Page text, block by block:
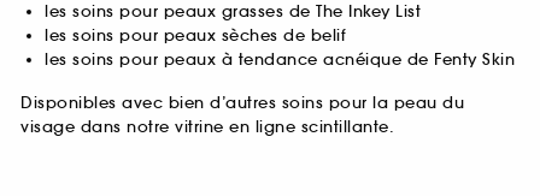
les soins pour peaux grasses de The Inkey List
les soins pour peaux sèches de belif
les soins pour peaux à tendance acnéique de Fenty Skin
Disponibles avec bien d’autres soins pour la peau du
visage dans notre vitrine en ligne scintillante.